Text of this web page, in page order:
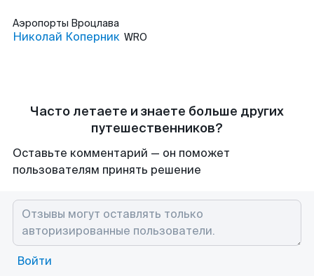
Аэропорты Вроцлава
Николай Коперник WRO
Часто летаете и знаете больше других
путешественников?
Оставьте комментарий — он поможет
пользователям принять решение
Войти